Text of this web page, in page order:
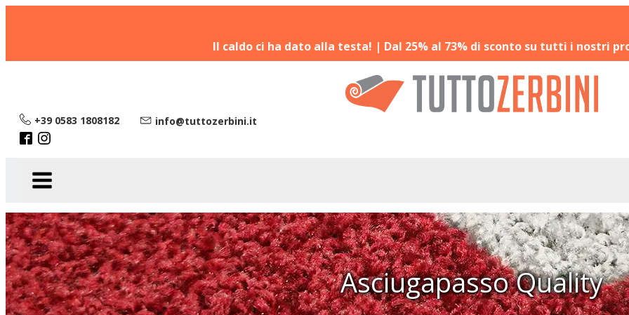
Il caldo ci ha dato alla testa! | Dal 25% al 73% di sconto su tutti i nostri
+39 0583 1808182 info@tuttozerbini.it
Asciugapasso Quality